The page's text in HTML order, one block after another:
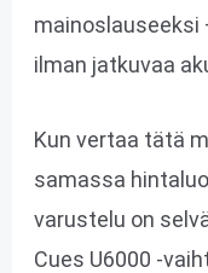
ilman jatkuvaa
Kun vertaa tätä
samassa
varustelu on
Cues U6000 -